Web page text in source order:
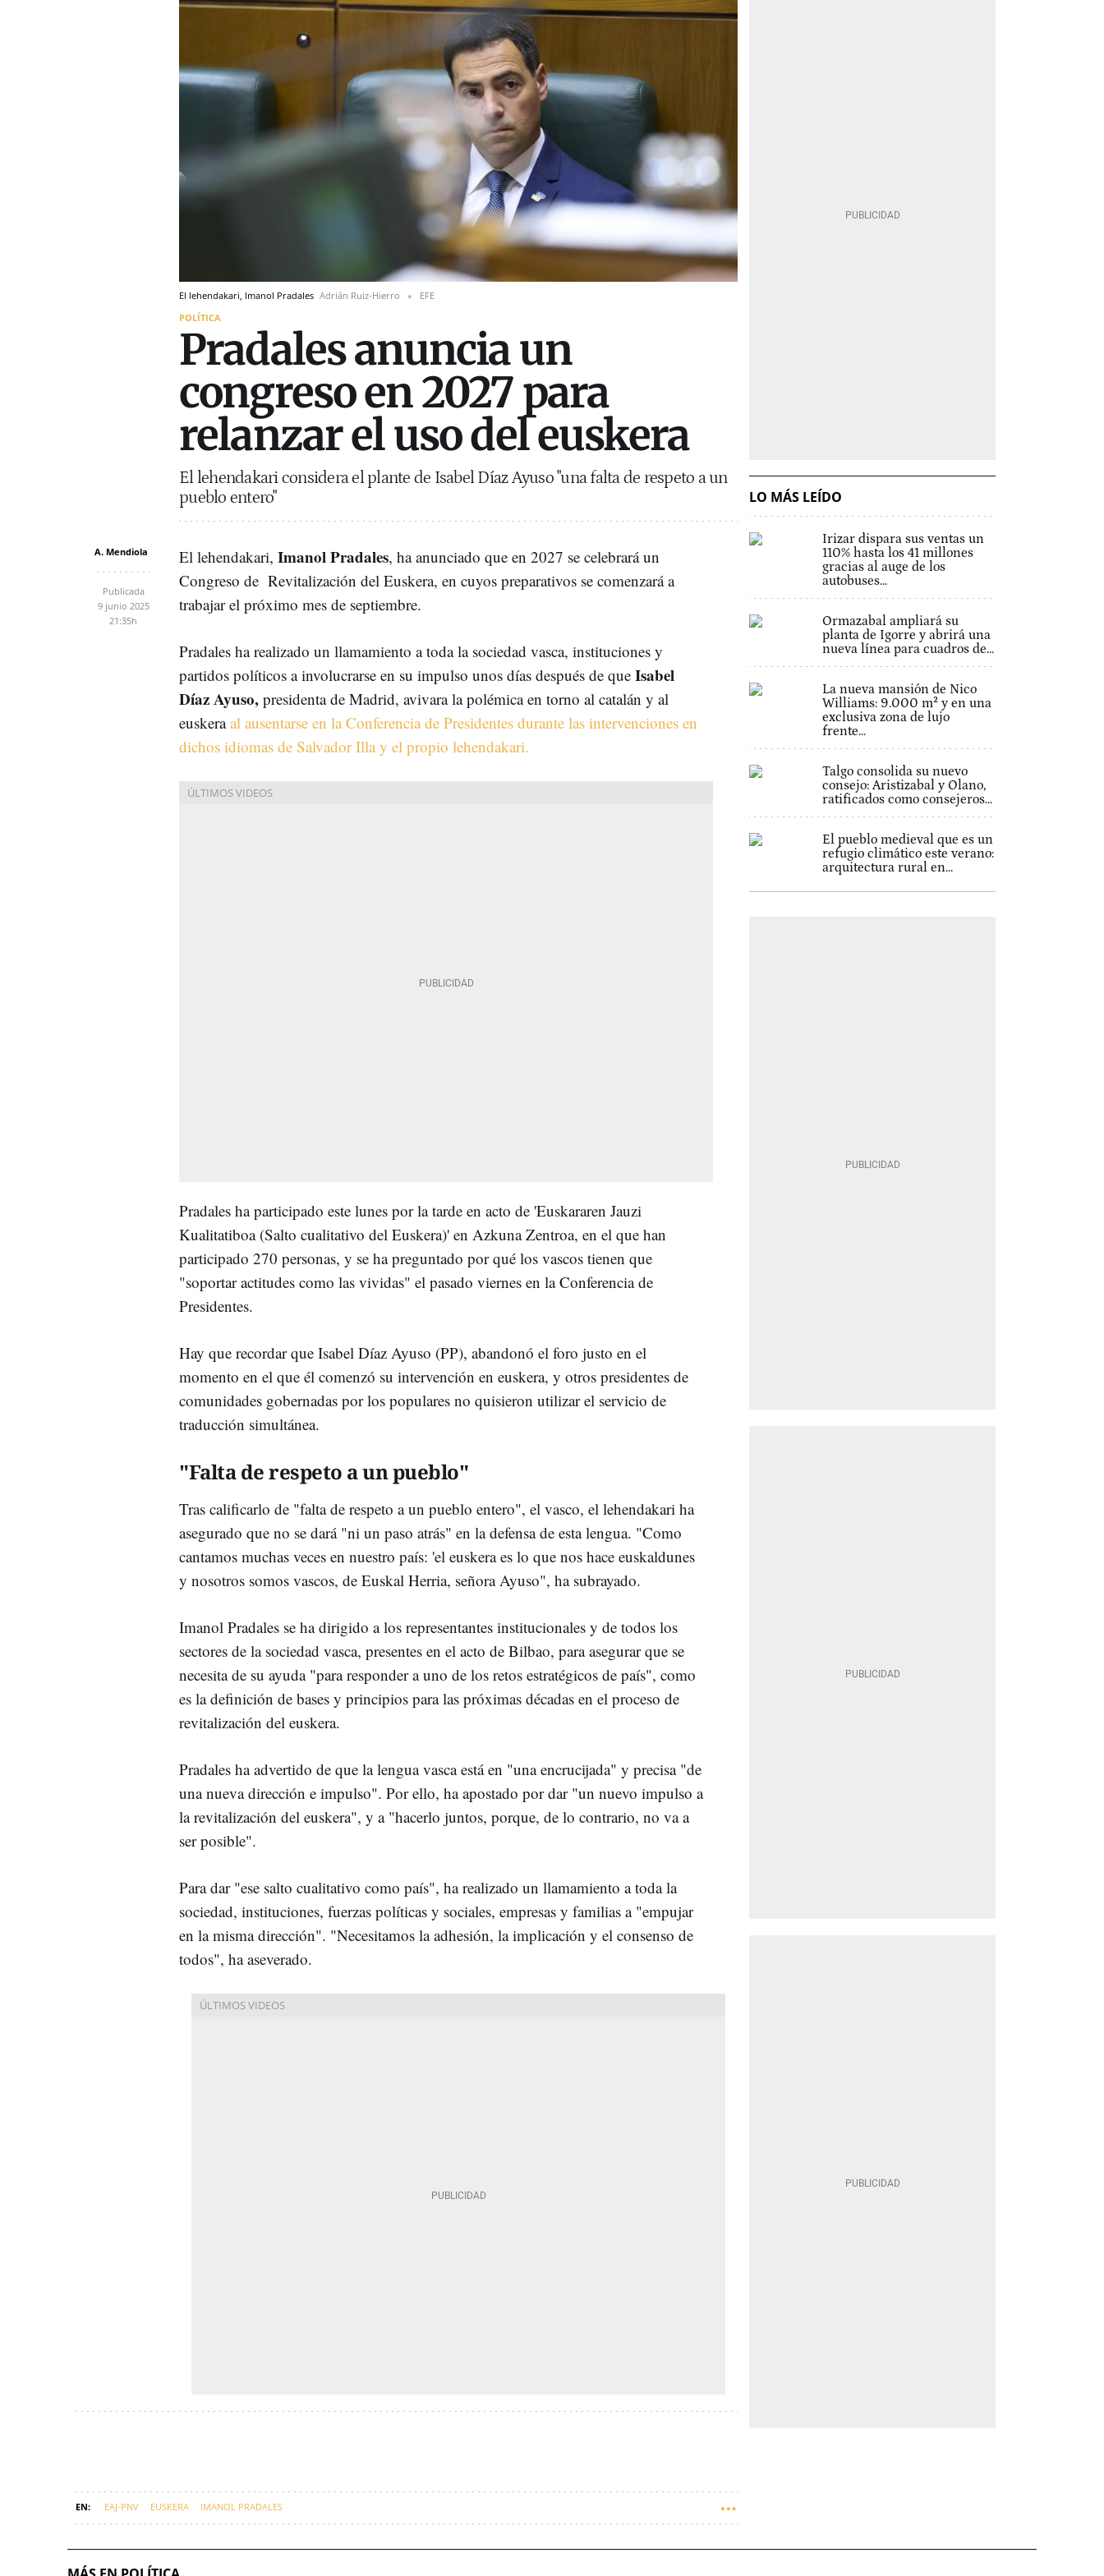
El lehendakari, Imanol Pradales Adrián Ruiz-Hierro
EFE
POLÍTICA
Pradales anuncia un
congreso en 2027 para
relanzar el uso del euskera
El lehendakari considera el plante de Isabel Díaz Ayuso "una falta de respeto a un
pueblo entero"
A. Mendiola
Publicada
9 junio 2025
21:35h
El lehendakari, Imanol Pradales, ha anunciado que en 2027 se celebrará un
Congreso de Revitalización del Euskera, en cuyos preparativos se comenzará a
trabajar el próximo mes de septiembre.
Pradales ha realizado un llamamiento a toda la sociedad vasca, instituciones y
partidos políticos a involucrarse en su impulso unos días después de que Isabel
Díaz Ayuso, presidenta de Madrid, avivara la polémica en torno al catalán y al
euskeraal ausentarse en la Conferencia de Presidentes durante las intervenciones en
dichos idiomas de Salvador Illa y el propio lehendakari.
Pradales ha participado este lunes por la tarde en acto de 'Euskararen Jauzi
Kualitatiboa (Salto cualitativo del Euskera)' en Azkuna Zentroa, en el que han
participado 270 personas, y se ha preguntado por qué los vascos tienen que
"soportar actitudes como las vividas" el pasado viernes en la Conferencia de
Presidentes.
Hay que recordar que Isabel Díaz Ayuso (PP), abandonó el foro justo en el
momento en el que él comenzó su intervención en euskera, y otros presidentes de
comunidades gobernadas por los populares no quisieron utilizar el servicio de
traducción simultánea.
"Falta de respeto a un pueblo"
Tras calificarlo de "falta de respeto a un pueblo entero", el vasco, el lehendakari ha
asegurado que no se dará "ni un paso atrás" en la defensa de esta lengua. "Como
cantamos muchas veces en nuestro país: 'el euskera es lo que nos hace euskaldunes
y nosotros somos vascos, de Euskal Herria, señora Ayuso", ha subrayado.
Imanol Pradales se ha dirigido a los representantes institucionales y de todos los
sectores de la sociedad vasca, presentes en el acto de Bilbao, para asegurar que se
necesita de su ayuda "para responder a uno de los retos estratégicos de país", como
es la definición de bases y principios para las próximas décadas en el proceso de
revitalización del euskera.
Pradales ha advertido de que la lengua vasca está en "una encrucijada" y precisa "de
una nueva dirección e impulso". Por ello, ha apostado por dar "un nuevo impulso a
la revitalización del euskera", y a "hacerlo juntos, porque, de lo contrario, no va a
ser posible".
Para dar "ese salto cualitativo como país", ha realizado un llamamiento a toda la
sociedad, instituciones, fuerzas políticas y sociales, empresas y familias a "empujar
en la misma dirección". "Necesitamos la adhesión, la implicación y el consenso de
todos", ha aseverado.
EAJ-PNV EUSKERA IMANOL PRADALES
LO MÁS LEÍDO
Irizar dispara sus ventas un
110% hasta los 41 millones
gracias al auge de los
autobuses...
Ormazabal ampliará su
planta de Igorre y abrirá una
nueva línea para cuadros de...
La nueva mansión de Nico
Williams: 9.000 m² y en una
exclusiva zona de lujo
frente...
Talgo consolida su nuevo
consejo: Aristizabal y Olano,
ratificados como consejeros...
El pueblo medieval que es un
refugio climático este verano:
arquitectura rural en...